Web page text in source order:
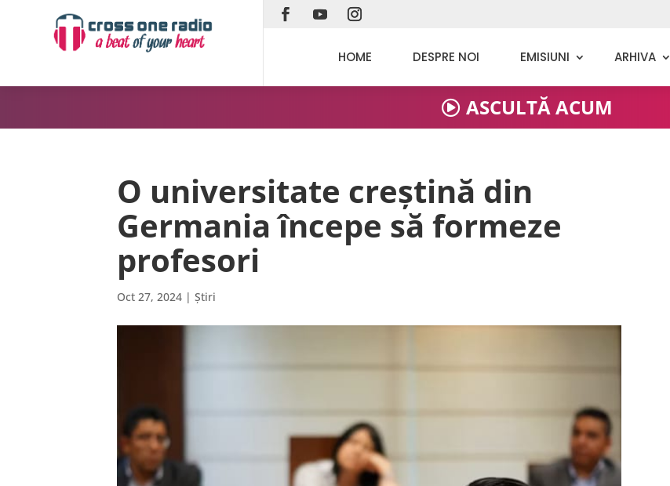
HOME DESPRE NOI EMISIUNI ARHIVA
ASCULTĂ ACUM
O universitate creștină din
Germania începe să formeze
profesori
Oct 27, 2024 |Știri